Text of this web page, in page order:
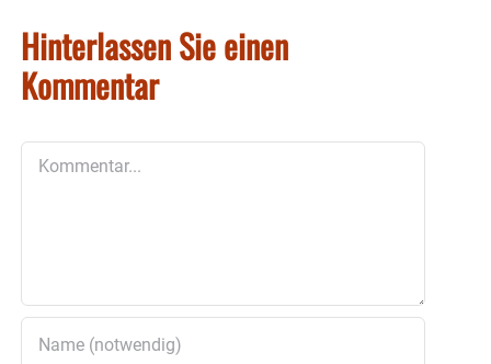
Hinterlassen Sie einen
Kommentar